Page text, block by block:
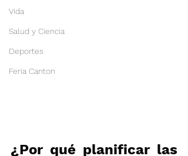
Vida
Salud y Ciencia
Deportes
Feria Canton
¿Por qué planificar las